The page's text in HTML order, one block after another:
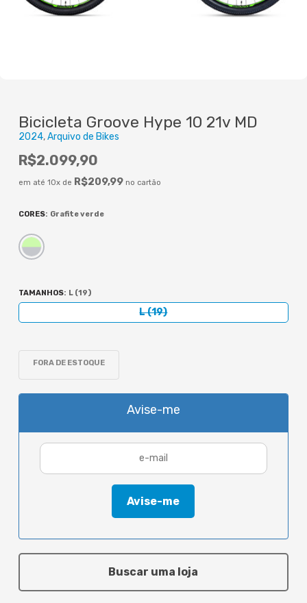
Bicicleta Groove Hype 10 21v MD
em até 10x de R$209,99 no cartão
R$2.099,90
CORES: Grafite verde
TAMANHOS: L (19)
L (19)
FORA DE ESTOQUE
Avise-me
Buscar uma loja
2024 Arquivo de Bikes